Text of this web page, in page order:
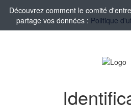
Découvrez comment le comité
partage vos données : Politique